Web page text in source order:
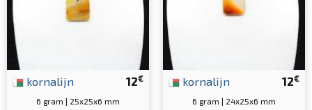
12€
kornalijn
6 gram | 25x25x6 mm
12€
kornalijn
6 gram | 24x25x6 mm